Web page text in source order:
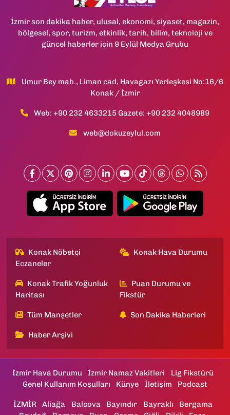
İzmir son dakika haber, ulusal, ekonomi, siyaset, magazin,
bölgesel, spor, turizm, etkinlik, tarih, bilim, teknoloji ve
güncel haberler için 9 Eylül Medya Grubu
Umur Bey mah., Liman cad, Havagazı Yerleşkesi No:16/6
Konak / İzmir
Web: +90 232 4633215 Gazete: +90 232 4048989
web@dokuzeylul.com
Konak Nöbetçi
Eczaneler
Konak Hava Durumu
Konak Trafik Yoğunluk
Haritası
Puan Durumu ve
Fikstür
Tüm Manşetler Son Dakika Haberleri
Haber Arşivi
İzmir Hava Durumu İzmir Namaz Vakitleri
Lig Fikstürü
Genel Kullanım Koşulları
Künye İletişim Podcast
İZMİR Aliağa Balçova Bayındır Bayraklı
Bergama